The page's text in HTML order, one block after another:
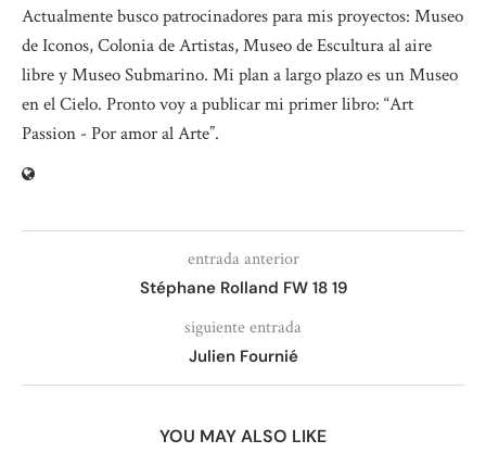
Actualmente busco patrocinadores para mis proyectos: Museo
de Iconos, Colonia de Artistas, Museo de Escultura al aire
libre y Museo Submarino. Mi plan a largo plazo es un Museo
en el Cielo. Pronto voy a publicar mi primer libro: “Art
Passion - Por amor al Arte”.
entrada anterior
Stéphane Rolland FW 18 19
siguiente entrada
Julien Fournié
YOU MAY ALSO LIKE